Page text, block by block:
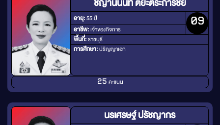
อายุ:55 ปี
อาชีพ:เจ้าของกิจการ
09
พื้นที่:ราชบุรี
การศึกษา:ปริญญาเอก
25 คะแนน
นรเศรษฐ์ ปรัชญากร